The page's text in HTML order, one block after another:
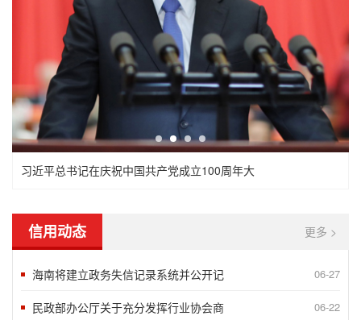
习近平总书记在庆祝中国共产党成立100周年大
信用动态 更多 >
海南将建立政务失信记录系统并公开记 06-27
民政部办公厅关于充分发挥行业协会商 06-22